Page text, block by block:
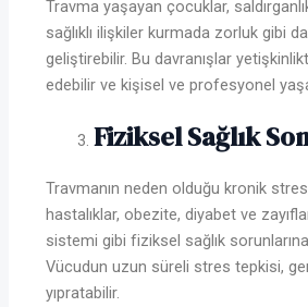
Travma yaşayan çocuklar,
sağlıklı ilişkiler kurmada zorluk gibi
geliştirebilir. Bu davranışlar
edebilir ve kişisel ve profesyonel
Fiziksel Sağlık
Travmanın neden olduğu kronik
hastalıklar, obezite, diyabet ve
sistemi gibi fiziksel sağlık
Vücudun uzun süreli stres tepkisi,
yıpratabilir.